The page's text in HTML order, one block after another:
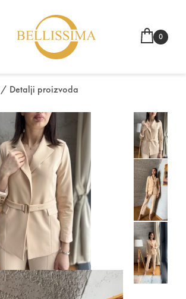
0
/ Detalji proizvoda